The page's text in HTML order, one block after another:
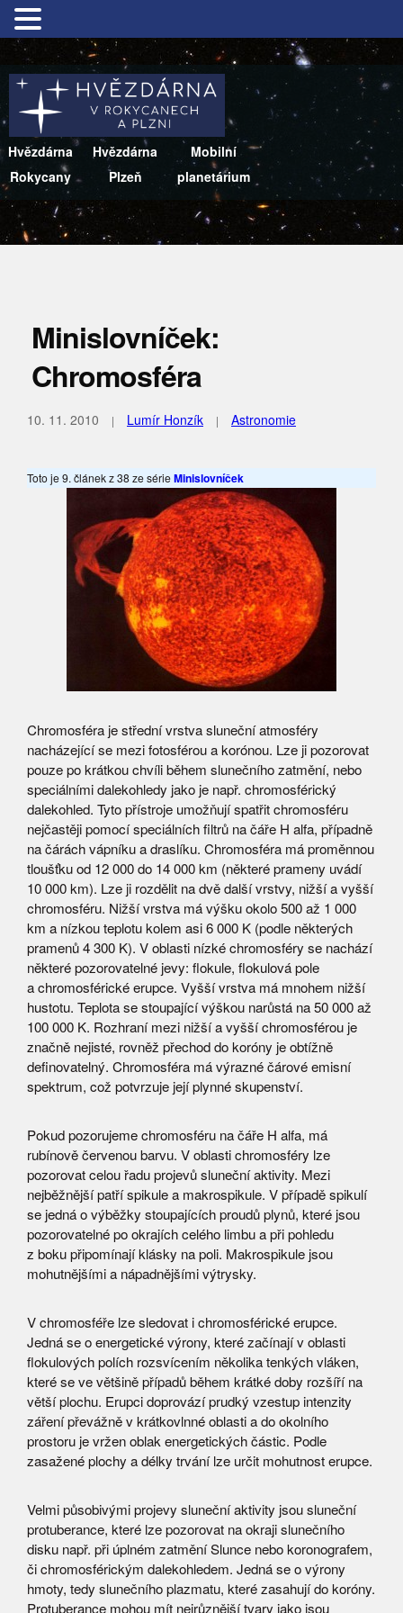
Hvězdárna
Rokycany
Hvězdárna
Plzeň
Mobilní
planetárium
Minislovníček:
Chromosféra
10. 11. 2010 Lumír Honzík Astronomie
Toto je 9. článek z 38 ze sérieMinislovníček
Chromosféra je střední vrstva sluneční atmosféry
nacházející se mezi fotosférou a korónou. Lze ji pozorovat
pouze po krátkou chvíli během slunečního zatmění, nebo
speciálními dalekohledy jako je např. chromosférický
dalekohled. Tyto přístroje umožňují spatřit chromosféru
nejčastěji pomocí speciálních filtrů na čáře H alfa, případně
na čárách vápníku a draslíku. Chromosféra má proměnnou
tloušťku od 12 000 do 14 000 km (některé prameny uvádí
10 000 km). Lze ji rozdělit na dvě další vrstvy, nižší a vyšší
chromosféru. Nižší vrstva má výšku okolo 500 až 1 000
km a nízkou teplotu kolem asi 6 000 K (podle některých
pramenů 4 300 K). V oblasti nízké chromosféry se nachází
některé pozorovatelné jevy: flokule, flokulová pole
a chromosférické erupce. Vyšší vrstva má mnohem nižší
hustotu. Teplota se stoupající výškou narůstá na 50 000 až
100 000 K. Rozhraní mezi nižší a vyšší chromosférou je
značně nejisté, rovněž přechod do koróny je obtížně
definovatelný. Chromosféra má výrazné čárové emisní
spektrum, což potvrzuje její plynné skupenství.
Pokud pozorujeme chromosféru na čáře H alfa, má
rubínově červenou barvu. V oblasti chromosféry lze
pozorovat celou řadu projevů sluneční aktivity. Mezi
nejběžnější patří spikule a makrospikule. V případě spikulí
se jedná o výběžky stoupajících proudů plynů, které jsou
pozorovatelné po okrajích celého limbu a při pohledu
z boku připomínají klásky na poli. Makrospikule jsou
mohutnějšími a nápadnějšími výtrysky.
V chromosféře lze sledovat i chromosférické erupce.
Jedná se o energetické výrony, které začínají v oblasti
flokulových polích rozsvícením několika tenkých vláken,
které se ve většině případů během krátké doby rozšíří na
větší plochu. Erupci doprovází prudký vzestup intenzity
záření převážně v krátkovlnné oblasti a do okolního
prostoru je vržen oblak energetických částic. Podle
zasažené plochy a délky trvání lze určit mohutnost erupce.
Velmi působivými projevy sluneční aktivity jsou sluneční
protuberance, které lze pozorovat na okraji slunečního
disku např. při úplném zatmění Slunce nebo koronografem,
či chromosférickým dalekohledem. Jedná se o výrony
hmoty, tedy slunečního plazmatu, které zasahují do koróny.
Protuberance mohou mít nejrůznější tvary jako jsou